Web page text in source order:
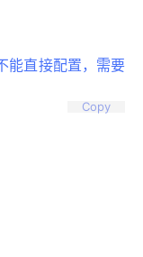
能直接配置，需要
Copy